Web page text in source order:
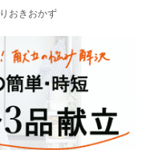
おきおかず